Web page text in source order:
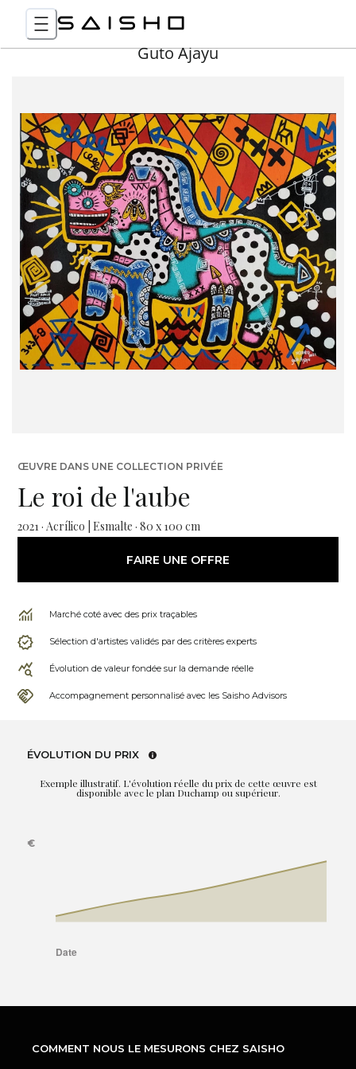
Guto Ajayu
ŒUVRE DANS UNE COLLECTION PRIVÉE
Le roi de l'aube
2021 · Acrílico | Esmalte · 80 x 100 cm
FAIRE UNE OFFRE
Marché coté avec des prix traçables
Sélection d'artistes validés par des critères experts
Évolution de valeur fondée sur la demande réelle
Accompagnement personnalisé avec les Saisho Advisors
ÉVOLUTION DU PRIX
Exemple illustratif. L'évolution réelle du prix de cette œuvre est
disponible avec le plan Duchamp ou supérieur.
COMMENT NOUS LE MESURONS CHEZ SAISHO